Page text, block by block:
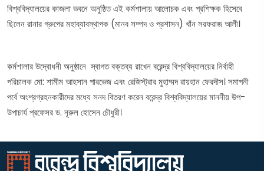
বিশ্ববিদ্যালয়ের কাজলা ভবনে অনুষ্ঠিত এই কর্মশালায় আলোচক এবং প্রশিক্ষক হিসেবে
ছিলেন রানার গ্রুপের মহাব্যাবস্থাপক (মানব সম্পদ ও প্রশাসন) খাঁন সরফরাজ আলী।
কর্মশালার উদ্বোধনী অনুষ্ঠানে স্বাগত বক্তব্য রাখেন বরেন্দ্র বিশ্ববিদ্যালয়ের নির্বাহী
পরিচালক মো: শামীম আহসান পারভেজ এবং রেজিস্ট্রার মুহাম্মদ রায়হান ফেরদৗস। সমাপনী
পর্বে অংশ্রগ্রহনকারীদের মধ্যে সনদ বিতরণ করেন বরেন্দ্র বিশ্ববিদ্যালয়ের মাননীয় উপ-
উপাচার্য প্রফেসর ড. নূরুল হোসেন চৌধুরী।